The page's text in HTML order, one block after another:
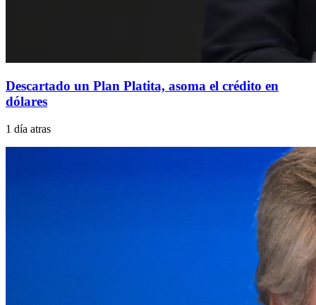
Descartado un Plan Platita, asoma el crédito en
dólares
1 día atras